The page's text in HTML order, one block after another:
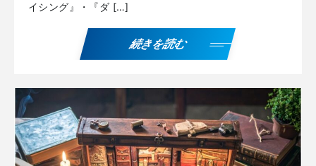
イシング』・『ダ […]
続きを読む